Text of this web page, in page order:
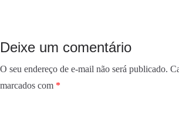
Deixe um comentário
O seu endereço de e-mail não será publicado.
marcados com *